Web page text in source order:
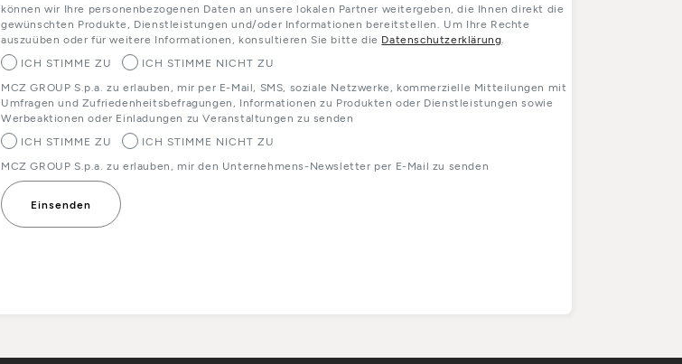
können wir Ihre personenbezogenen Daten an unsere lokalen Partner weitergeben, die Ihnen direkt die
gewünschten Produkte, Dienstleistungen und/oder Informationen bereitstellen. Um Ihre Rechte
auszuüben oder für weitere Informationen, konsultieren Sie bitte die Datenschutzerklärung
ICH STIMME ZU
ICH STIMME NICHT ZU
MCZ GROUP S.p.a. zu erlauben, mir per E-Mail, SMS, soziale Netzwerke, kommerzielle Mitteilungen mit
Umfragen und Zufriedenheitsbefragungen, Informationen zu Produkten oder Dienstleistungen sowie
Werbeaktionen oder Einladungen zu Veranstaltungen zu senden
ICH STIMME ZU
ICH STIMME NICHT ZU
MCZ GROUP S.p.a. zu erlauben, mir den Unternehmens-Newsletter per E-Mail zu senden